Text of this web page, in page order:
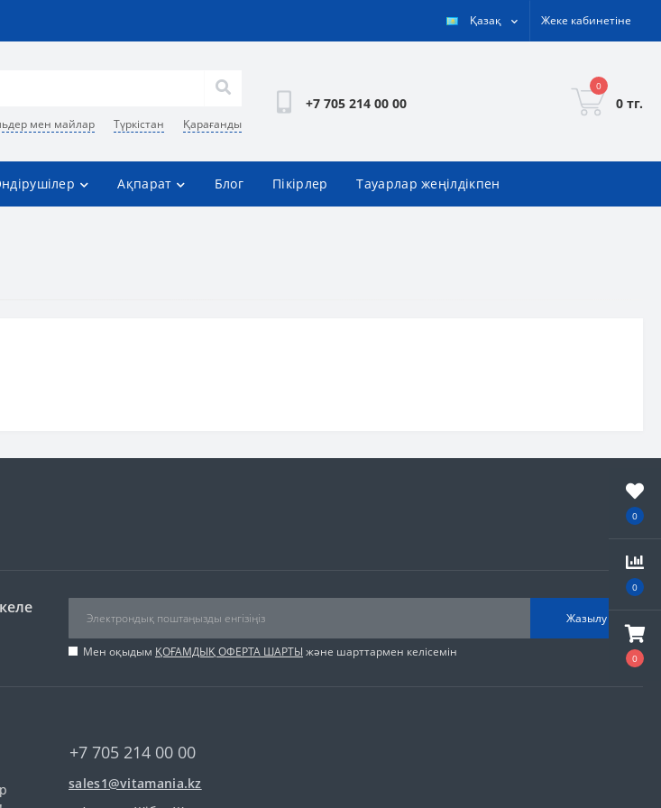
0
0
0
Қазақ Жеке кабинетіне
мен майлар Түркістан Қарағанды
+7 705 214 00 00
0
0 тг.
Ақпарат Блог Пікірлер Тауарлар жеңілдікпен
Жазылу
Мен оқыдым ҚОҒАМДЫҚ ОФЕРТА ШАРТЫ және шарттармен келісемін
+7 705 214 00 00
sales1@vitamania.kz